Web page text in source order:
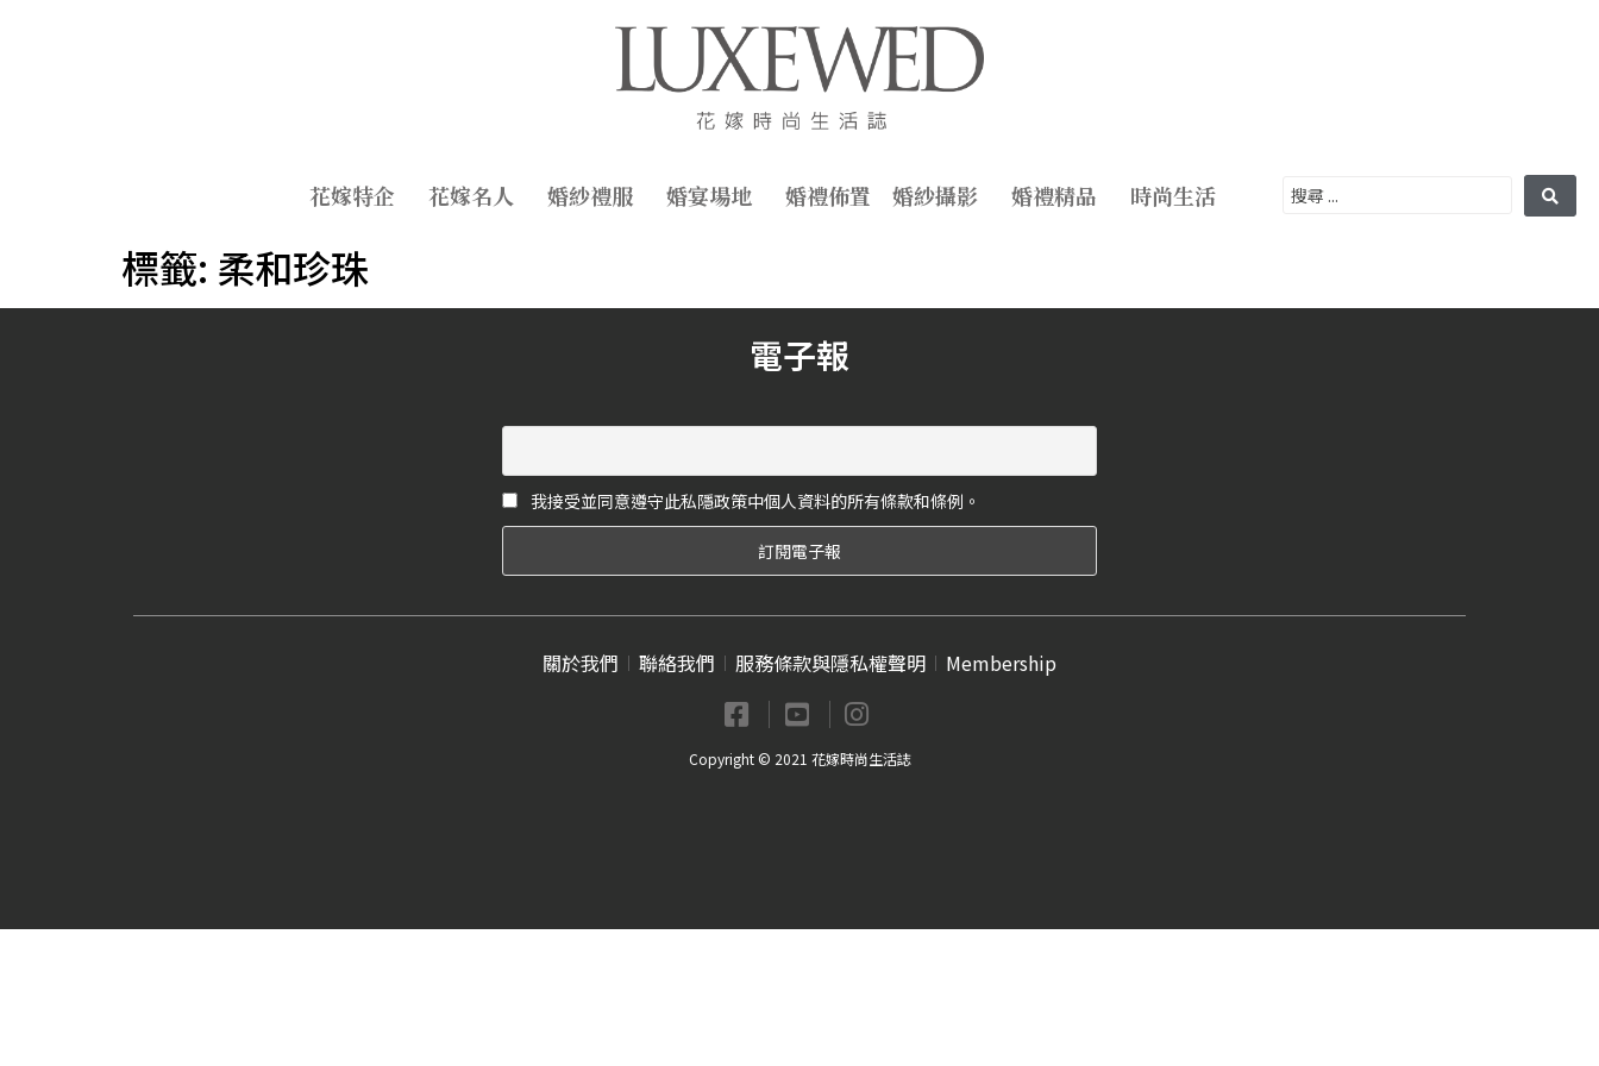
花嫁特企 花嫁名人 婚紗禮服 婚宴場地 婚禮佈置 婚紗攝影 婚禮精品 時尚生活
標籤: 柔和珍珠
電子報
我接受並同意遵守此私隱政策中個人資料的所有條款和條例。
關於我們 聯絡我們 服務條款與隱私權聲明 Membership
Copyright © 2021 花嫁時尚生活誌